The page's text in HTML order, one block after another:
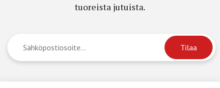
tuoreista jutuista.